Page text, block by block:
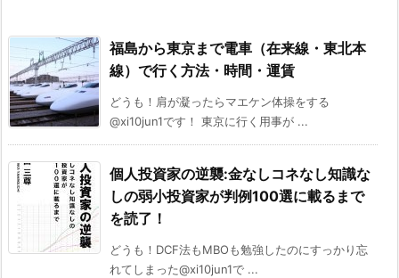
福島から東京まで電車（在来線・東北本
線）で行く方法・時間・運賃
どうも！肩が凝ったらマエケン体操をする
@xi10jun1です！ 東京に行く用事が ...
個人投資家の逆襲:金なしコネなし知識な
しの弱小投資家が判例100選に載るまで
を読了！
どうも！DCF法もMBOも勉強したのにすっかり忘
れてしまった@xi10jun1で ...